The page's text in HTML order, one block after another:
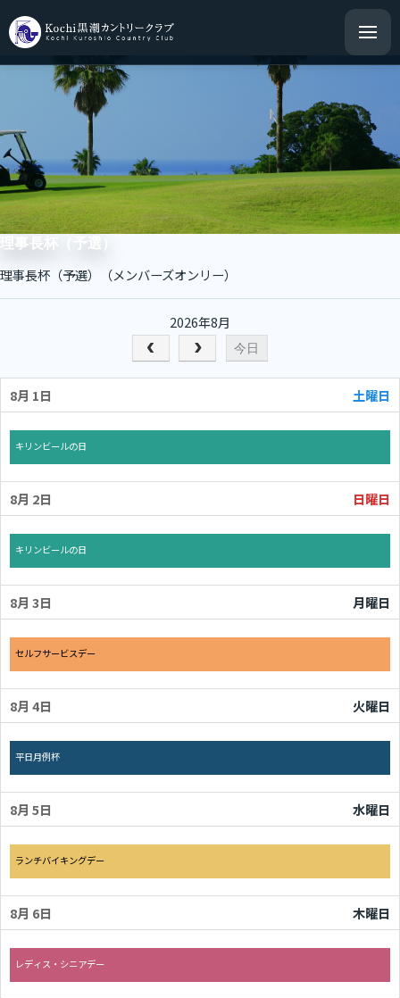
理事長杯（予選）
理事長杯（予選）（メンバーズオンリー）
2026年8月
今日
土曜日
8月 1
土曜日, 8月 1st 2026
キリンビールの日
日曜日
8月 2
日曜日, 8月 2nd 2026
キリンビールの日
月曜日
8月 3
月曜日, 8月 3rd 2026
セルフサービスデー
火曜日
8月 4
火曜日, 8月 4th 2026
平日月例杯
水曜日
8月 5
水曜日, 8月 5th 2026
ランチバイキングデー
木曜日
8月 6
木曜日, 8月 6th 2026
レディス・シニアデー